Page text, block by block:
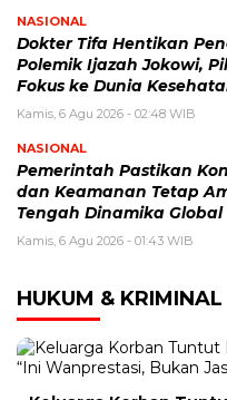
NASIONAL
Dokter Tifa Hentikan
Polemik Ijazah Jokowi,
Fokus ke Dunia
Kamis, 6 Agu 2026 - 02:48 WIB
NASIONAL
Pemerintah Pastikan
dan Keamanan Tetap
Tengah Dinamika Global
Kamis, 6 Agu 2026 - 01:43 WIB
HUKUM & KRIMINAL